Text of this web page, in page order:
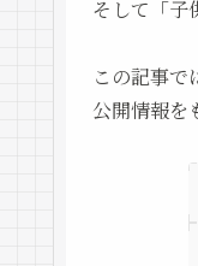
そして「子
この記事で
公開情報を